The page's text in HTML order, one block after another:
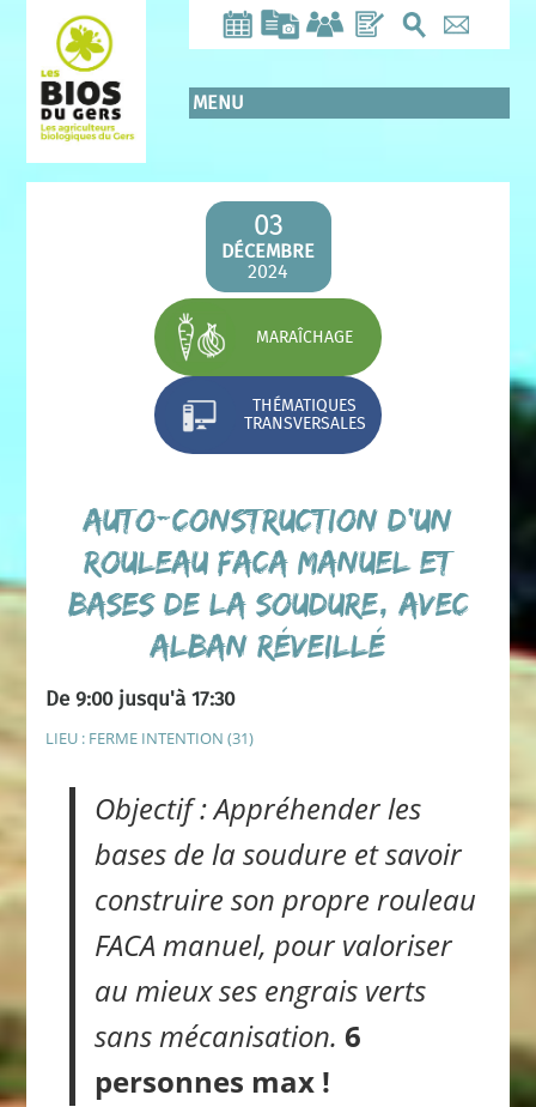
contenu
principal
MENU
03
DÉCEMBRE
2024
MARAÎCHAGE
THÉMATIQUES
TRANSVERSALES
Auto-construction d’un
rouleau FACA manuel et
bases de la soudure, avec
Alban Réveillé
De 9:00 jusqu'à 17:30
LIEU : FERME INTENTION (31)
Objectif : Appréhender les
bases de la soudure et savoir
construire son propre rouleau
FACA manuel, pour valoriser
au mieux ses engrais verts
sans mécanisation.6
personnes max !